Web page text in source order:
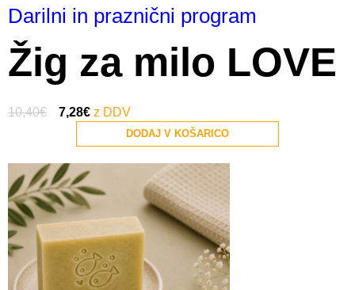
Darilni in praznični program
Žig za milo LOVE
10,40€ 7,28€
DODAJ V KOŠARICO